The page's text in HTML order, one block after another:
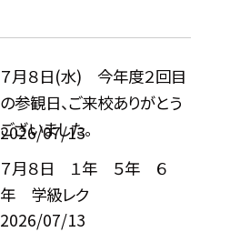
７月８日(水) 今年度２回目
の参観日、ご来校ありがとう
ございました。
2026/07/13
７月８日 １年 ５年 ６
年 学級レク
2026/07/13